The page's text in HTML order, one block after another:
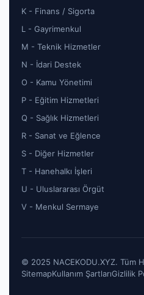
K - Finans / Sigorta
L - Gayrimenkul
M - Teknik Hizmetler
N - İdari Destek
O - Kamu Yönetimi
P - Eğitim Hizmetleri
Q - Sağlık Hizmetleri
R - Sanat ve Eğlence
S - Diğer Hizmetler
T - Hanehalkı İşleri
U - Uluslararası Örgüt
V - Menkul Sermaye
© 2025 NACEKODU.XYZ. Tüm
SitemapKullanım ŞartlarıGizlilik